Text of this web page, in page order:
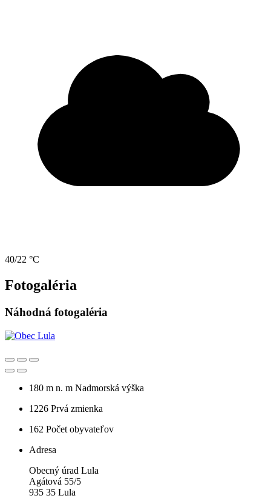
40/22 °C
Fotogaléria
Náhodná fotogaléria
180 m n. m Nadmorská výška
1226 Prvá zmienka
162 Počet obyvateľov
Adresa
Obecný úrad Lula
Agátová 55/5
935 35 Lula